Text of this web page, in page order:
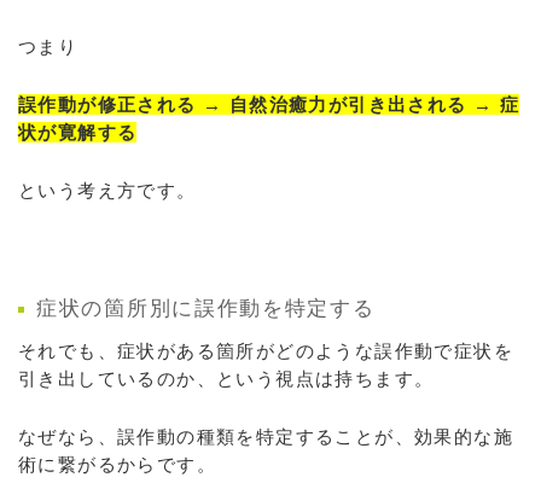
つまり
誤作動が修正される → 自然治癒力が引き出される → 症
状が寛解する
という考え方です。
症状の箇所別に誤作動を特定する
それでも、症状がある箇所がどのような誤作動で症状を
引き出しているのか、という視点は持ちます。
なぜなら、誤作動の種類を特定することが、効果的な施
術に繋がるからです。